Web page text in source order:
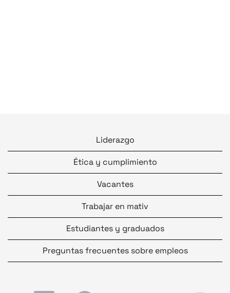
Liderazgo
Ética y cumplimiento
Vacantes
Trabajar en mativ
Estudiantes y graduados
Preguntas frecuentes sobre empleos